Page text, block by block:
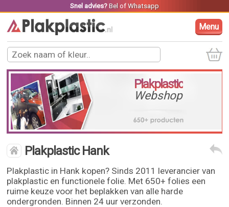
Snel advies? Belof Whatsapp
Menu
Plakplastic
Webshop
Plakplastic Hank
Plakplastic in Hank kopen? Sinds 2011 leverancier van
plakplastic en functionele folie. Met 650+ folies een
ruime keuze voor het beplakken van alle harde
ondergronden. Binnen 24 uur verzonden.